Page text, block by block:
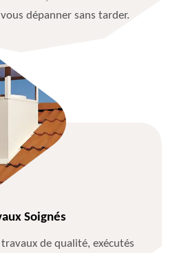
dépanner sans tarder.
Soignés
de qualité, exécutés